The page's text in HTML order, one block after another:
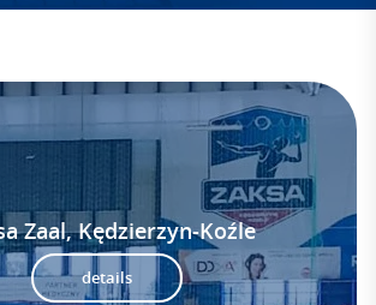
Zaal, Kędzierzyn-Koźle
details